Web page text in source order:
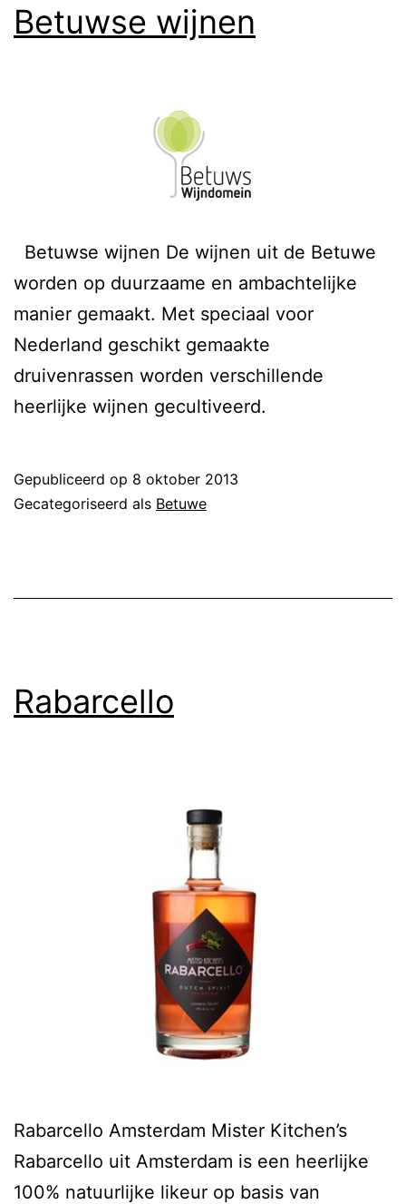
Betuwse wijnen
Betuwse wijnen De wijnen uit de Betuwe
worden op duurzaame en ambachtelijke
manier gemaakt. Met speciaal voor
Nederland geschikt gemaakte
druivenrassen worden verschillende
heerlijke wijnen gecultiveerd.
Gepubliceerd op 8 oktober 2013
Gecategoriseerd als Betuwe
Rabarcello
Rabarcello Amsterdam Mister Kitchen’s
Rabarcello uit Amsterdam is een heerlijke
100% natuurlijke likeur op basis van